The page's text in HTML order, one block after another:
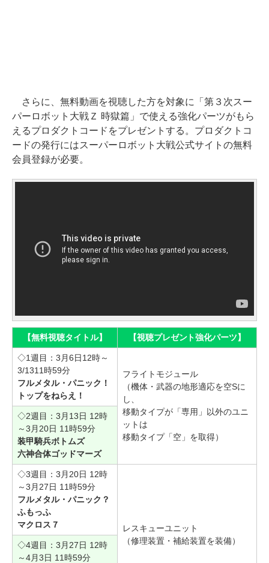
さらに、無料動画を視聴した方を対象に「第３次スー
パーロボット大戦Ｚ 時獄篇」で使える強化パーツがもら
えるプロダクトコードをプレゼントする。プロダクトコ
ードの発行にはスーパーロボット大戦公式サイトの無料
会員登録が必要。
【無料視聴タイトル】 【視聴プレゼント強化パーツ】
◇1週目：3月6日12時～
3/1311時59分
フルメタル・パニック！
トップをねらえ！
フライトモジュール
（機体・武器の地形適応を空Sに
し、
移動タイプが「専用」以外のユニ
ットは
移動タイプ「空」を取得）
◇2週目：3月13日 12時
～3月20日 11時59分
装甲騎兵ボトムズ
六神合体ゴッドマーズ
◇3週目：3月20日 12時
～3月27日 11時59分
フルメタル・パニック？
ふもっふ
マクロス７
レスキューユニット
（修理装置・補給装置を装備）
◇4週目：3月27日 12時
～4月3日 11時59分